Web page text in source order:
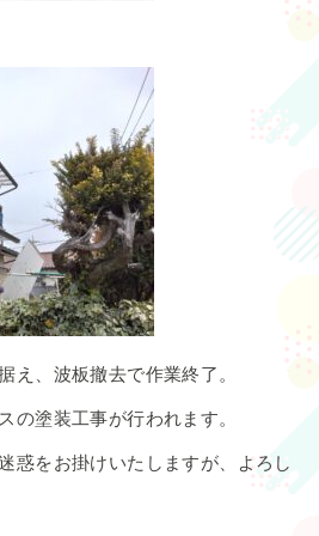
え、波板撤去で作業終了。
の塗装工事が行われます。
惑をお掛けいたしますが、よろし